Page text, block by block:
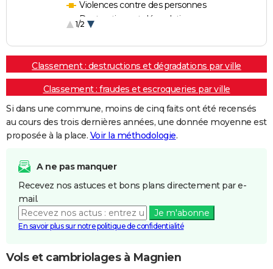
Violences contre des personnes
Destructions et dégradations
1/2
Classement : destructions et dégradations par ville
Classement : fraudes et escroqueries par ville
Si dans une commune, moins de cinq faits ont été recensés
au cours des trois dernières années, une donnée moyenne est
proposée à la place. Voir la méthodologie.
A ne pas manquer
Recevez nos astuces et bons plans directement par e-
mail.
Je m'abonne
En savoir plus sur notre politique de confidentialité
Vols et cambriolages à Magnien